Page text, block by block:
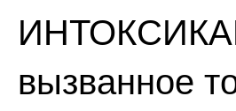
вызванное